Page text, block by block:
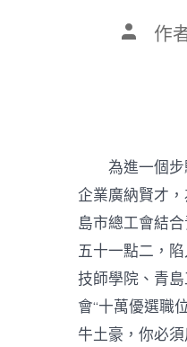
文 作
為進一個
企業廣納賢才
島市總工會結
五十一點二，
技師學院、青
會“十萬優選職
牛土豪，你必